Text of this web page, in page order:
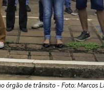
órgão de trânsito - Foto: Marcos